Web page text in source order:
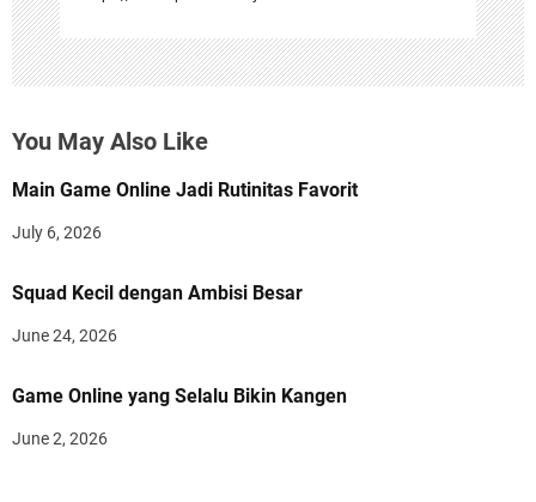
You May Also Like
Main Game Online Jadi Rutinitas Favorit
July 6, 2026
Squad Kecil dengan Ambisi Besar
June 24, 2026
Game Online yang Selalu Bikin Kangen
June 2, 2026